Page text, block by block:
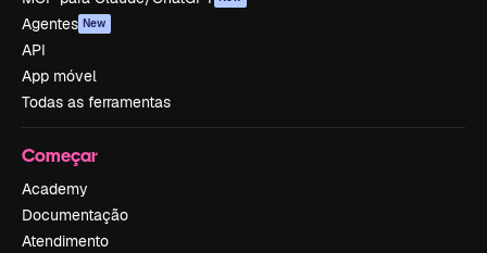
Agentes New
API
App móvel
Todas as ferramentas
Começar
Academy
Documentação
Atendimento